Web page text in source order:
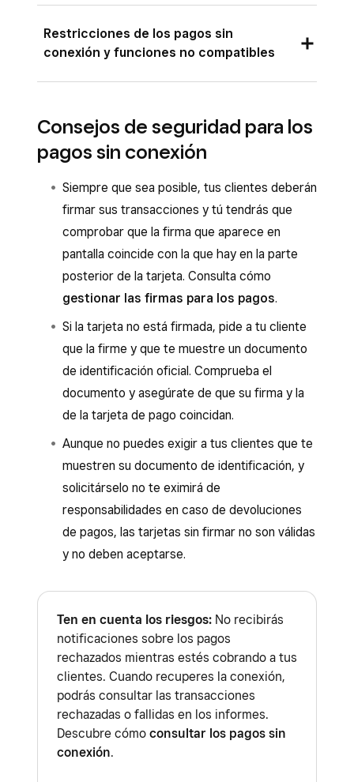
Los pagos sin conexión se pueden procesar
desde las aplicaciones de TPV de Square, los
Puedes aceptar pagos sin conexión desde las
siguientes aplicaciones de TPV de Square:
La aplicación TPV Square en los modos
Servicio de mesa, Servicio de barra, Bar,
Comercio, Reservas o Estándar. Descubre
cómo utilizar los modos con
TPV Square.
Aplicación Square para restaurantes
Aplicación Citas Square
Square para comercios
Puedes aceptar pagos sin conexión desde los
siguientes dispositivos de Square:
Square Register
Square Terminal
Square Handheld
Square Reader (2.ª generación)
Square Reader (1.ª generación, v3)
Square Stand (2.ª generación)
Consulta cómoidentificar los modelos de tus
dispositivos de Square
Restricciones de los pagos sin
conexión y funciones no compatibles
en función del tipo de incidencia, los
pedidos online que recibas a través de tu
página web de Square o de otras
plataformas no se mostrarán en el TPV.
Eso sí, aparecerán en el dispositivo de
Square que uses en cuanto se resuelva el
problema.
Los pedidos que hayas recibido mientras el
dispositivo no tenía conexión aparecerán en
el Panel de control de Square y se
procesarán automáticamente cuando
vuelvas a tener internet.
los siguientes dispositivos:
Dispositivos de Square:
Square Reader (1.ª generación,
versiones 1 y 2)
Dispositivos Square Kiosk con la
Square Terminal conectado (API de
Square Terminal) como pantalla para el
cliente y como TPV Consulta cómo
conectar Square Terminal con
TPV Square.
Consulta cómoidentificar los
modelos de tus dispositivos de
Consejos de seguridad para los
pagos sin conexión
Siempre que sea posible, tus clientes deberán
firmar sus transacciones y tú tendrás que
comprobar que la firma que aparece en
pantalla coincide con la que hay en la parte
posterior de la tarjeta. Consulta cómo
gestionar las firmas para los pagos.
Si la tarjeta no está firmada, pide a tu cliente
que la firme y que te muestre un documento
de identificación oficial. Comprueba el
documento y asegúrate de que su firma y la
de la tarjeta de pago coincidan.
Aunque no puedes exigir a tus clientes que te
muestren su documento de identificación, y
solicitárselo no te eximirá de
responsabilidades en caso de devoluciones
de pagos, las tarjetas sin firmar no son válidas
y no deben aceptarse.
Ten en cuenta los riesgos: No recibirás
notificaciones sobre los pagos
rechazados mientras estés cobrando a tus
clientes. Cuando recuperes la conexión,
podrás consultar las transacciones
rechazadas o fallidas en los informes.
Descubre cómo consultar los pagos sin
conexión.